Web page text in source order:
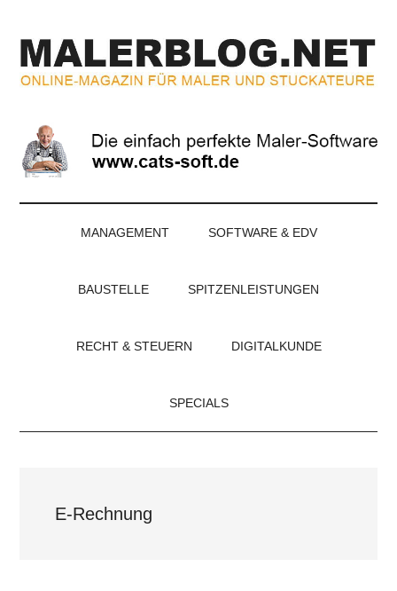
springen
secondary
menu
springen
springen
Magazin
für
Maler
und
MANAGEMENT SOFTWARE & EDV
BAUSTELLE SPITZENLEISTUNGEN
RECHT & STEUERN DIGITALKUNDE
SPECIALS
E-Rechnung